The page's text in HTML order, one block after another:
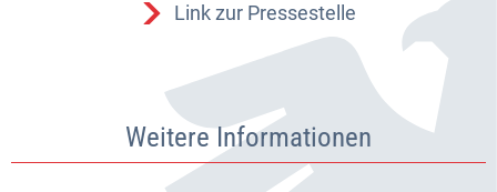
Link zur Pressestelle
Weitere Informationen